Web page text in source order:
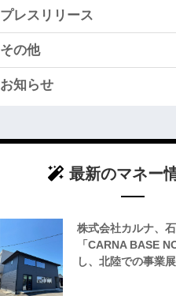
プレスリリース
その他
お知らせ
最新のマネー
株式会社カルナ、
「CARNA BASE
し、北陸での事業